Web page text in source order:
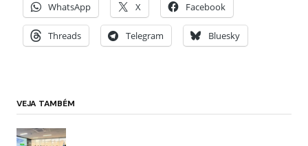
WhatsApp X Facebook
Threads Telegram Bluesky
VEJA TAMBÉM